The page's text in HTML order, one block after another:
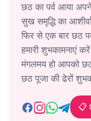
छठ का पर्व आया
सुख समृद्धि का
फिर से एक बार छठ
हमारी शुभकामनाएं
मंगलमय हो आपको छठ
छठ पूजा की ढेरों
📋